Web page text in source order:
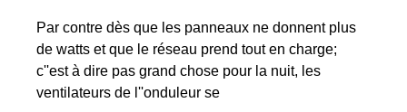
Par contre dès que les panneaux ne donnent plus
de watts et que le réseau prend tout en charge;
c''est à dire pas grand chose pour la nuit, les
ventilateurs de l''onduleur se